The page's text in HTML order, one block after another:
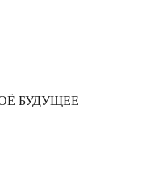
БУДУЩЕЕ